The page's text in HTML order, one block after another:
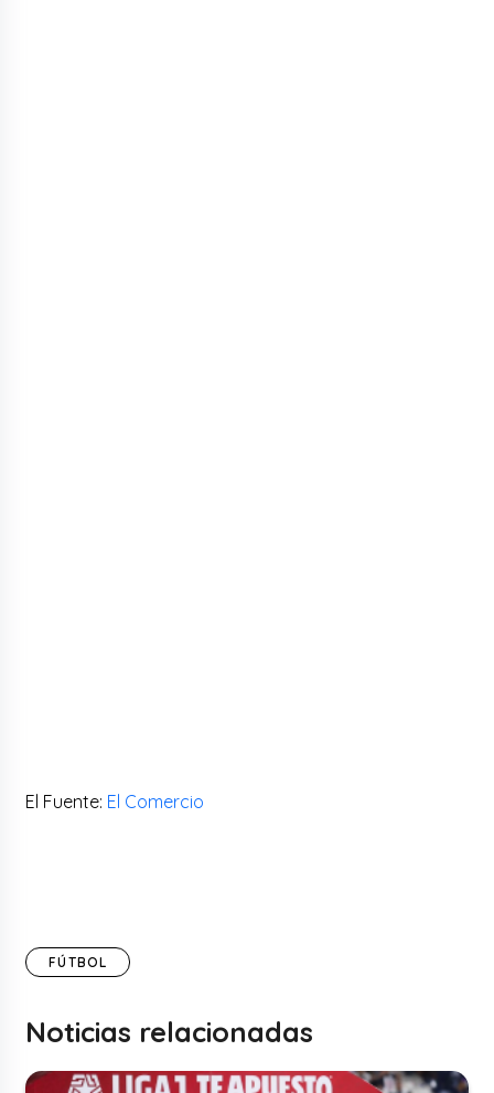
El Fuente: El Comercio
FÚTBOL
Noticias relacionadas